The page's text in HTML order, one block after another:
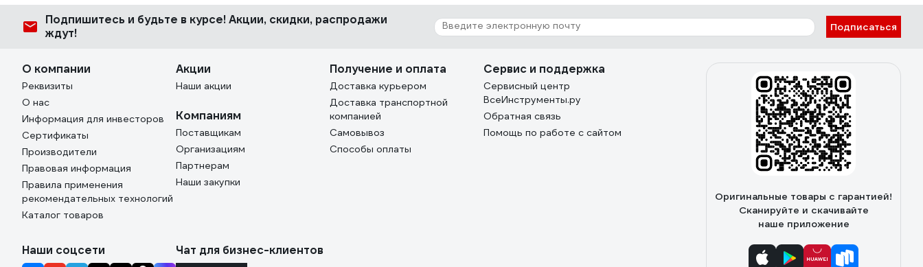
Подпишитесь и будьте в курсе! Акции, скидки, распродажи
ждут!
Подписаться
О компании
Реквизиты
О нас
Информация для инвесторов
Сертификаты
Производители
Правовая информация
Правила применения
рекомендательных технологий
Каталог товаров
Акции
Наши акции
Компаниям
Поставщикам
Организациям
Партнерам
Наши закупки
Получение и оплата
Доставка курьером
Доставка транспортной
компанией
Самовывоз
Способы оплаты
Сервис и поддержка
Сервисный центр
ВсеИнструменты.ру
Обратная связь
Помощь по работе с сайтом
Оригинальные товары с гарантией!
Сканируйте и скачивайте
наше приложение
Наши соцсети Чат для бизнес-клиентов